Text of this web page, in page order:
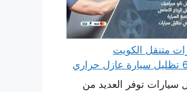
متنقل الكويت
سيارات توفر العديد من